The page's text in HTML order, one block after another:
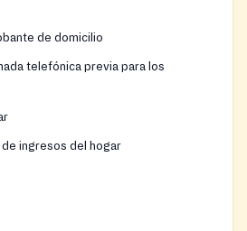
de domicilio
telefónica previa para los
ingresos del hogar